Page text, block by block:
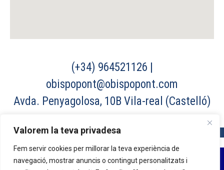
Valorem la teva privadesa
Fem servir cookies per millorar la teva experiència de
navegació, mostrar anuncis o contingut personalitzats i
(+34) 964521126 |
obispopont@obispopont.com
Avda. Penyagolosa, 10B Vila-real (Castelló)